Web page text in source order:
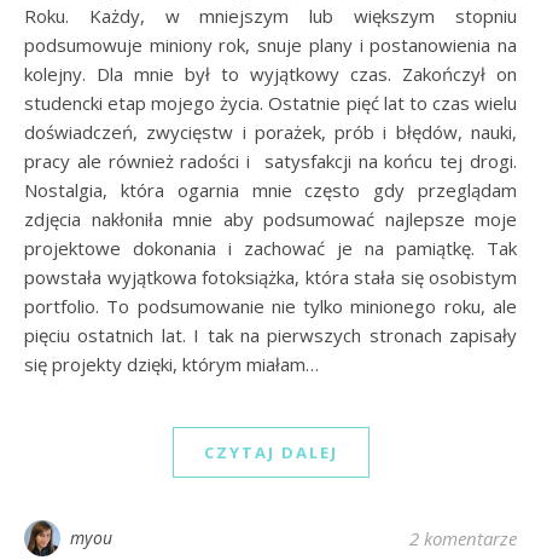
Roku. Każdy, w mniejszym lub większym stopniu
podsumowuje miniony rok, snuje plany i postanowienia na
kolejny. Dla mnie był to wyjątkowy czas. Zakończył on
studencki etap mojego życia. Ostatnie pięć lat to czas wielu
doświadczeń, zwycięstw i porażek, prób i błędów, nauki,
pracy ale również radości i satysfakcji na końcu tej drogi.
Nostalgia, która ogarnia mnie często gdy przeglądam
zdjęcia nakłoniła mnie aby podsumować najlepsze moje
projektowe dokonania i zachować je na pamiątkę. Tak
powstała wyjątkowa fotoksiążka, która stała się osobistym
portfolio. To podsumowanie nie tylko minionego roku, ale
pięciu ostatnich lat. I tak na pierwszych stronach zapisały
się projekty dzięki, którym miałam…
CZYTAJ DALEJ
myou 2 komentarze